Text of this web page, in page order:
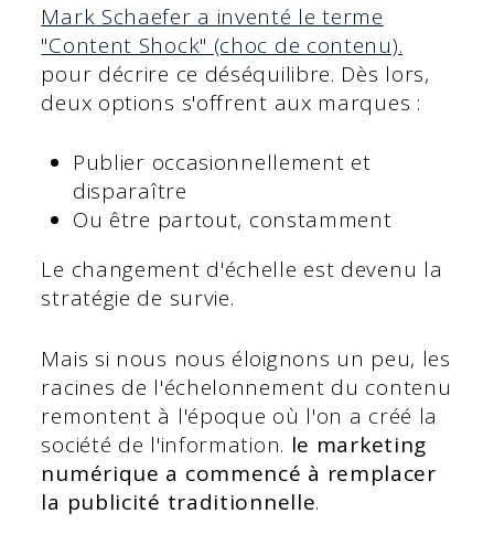
Mark Schaefer a inventé le terme
"Content Shock" (choc de contenu).
pour décrire ce déséquilibre. Dès lors,
deux options s'offrent aux marques :
Publier occasionnellement et
disparaître
Ou être partout, constamment
Le changement d'échelle est devenu la
stratégie de survie.
Mais si nous nous éloignons un peu, les
racines de l'échelonnement du contenu
remontent à l'époque où l'on a créé la
société de l'information. le marketing
numérique a commencé à remplacer
la publicité traditionnelle.